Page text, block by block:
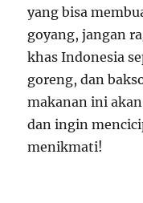
yang bisa
goyang, jangan
khas Indonesia
goreng, dan
makanan ini
dan ingin
menikmati!